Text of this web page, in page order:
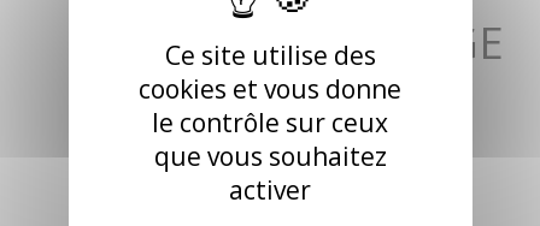
Ce site utilise des
cookies et vous donne
le contrôle sur ceux
que vous souhaitez
activer
ULTRA VERT PLONGE
MANUELLE
ECOLABEL 5L TGAP
incluse